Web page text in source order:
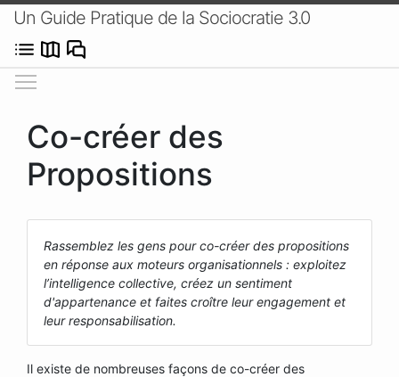
Un Guide Pratique de la Sociocratie 3.0
Co-créer des
Propositions
Rassemblez les gens pour co-créer des propositions
en réponse aux moteurs organisationnels : exploitez
l’intelligence collective, créez un sentiment
d'appartenance et faites croître leur engagement et
leur responsabilisation.
Il existe de nombreuses façons de co-créer des